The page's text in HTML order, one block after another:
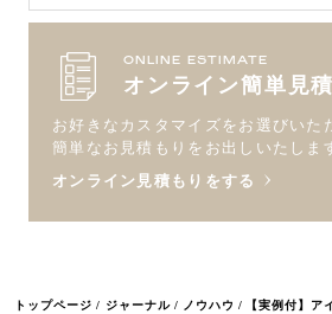
トップページ ジャーナル ノウハウ 【実例付】アイラ
ONLINE ESTIMATE
オンライン簡単見
お好きなカスタマイズをお選びいた
簡単なお見積もりをお出しいたしま
オンライン見積もりをする